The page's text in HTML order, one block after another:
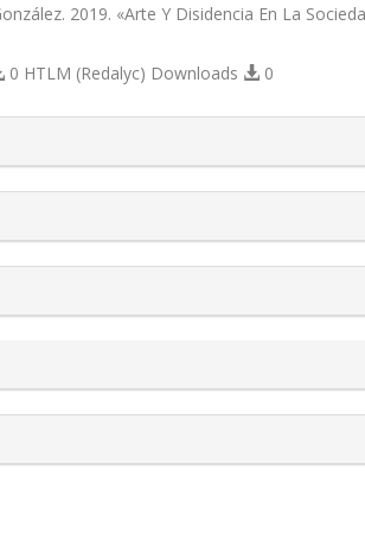
2019. «Arte Y Disidencia En La
0 HTLM (Redalyc) Downloads 0